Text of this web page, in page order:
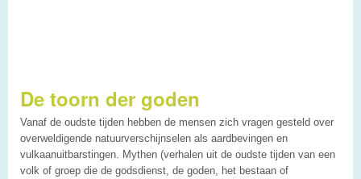
De toorn der goden
Vanaf de oudste tijden hebben de mensen zich vragen gesteld over
overweldigende natuurverschijnselen als aardbevingen en
vulkaanuitbarstingen. Mythen (verhalen uit de oudste tijden van een
volk of groep die de godsdienst, de goden, het bestaan of